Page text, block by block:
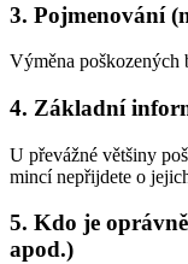
3. Pojmenování
Výměna poškozených
4. Základní
U převážné většiny
mincí nepřijdete o
5. Kdo je
apod.)